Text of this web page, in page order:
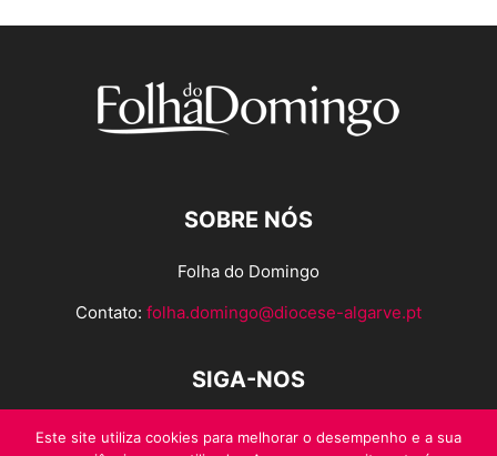
SOBRE NÓS
Folha do Domingo
Contato: folha.domingo@diocese-algarve.pt
SIGA-NOS
Este site utiliza cookies para melhorar o desempenho e a sua